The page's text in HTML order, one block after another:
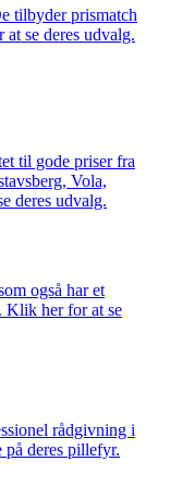
tilbyder prismatch
se deres udvalg.
til gode priser fra
Vola,
deres udvalg.
også har et
Klik her for at se
rådgivning i
deres pillefyr.